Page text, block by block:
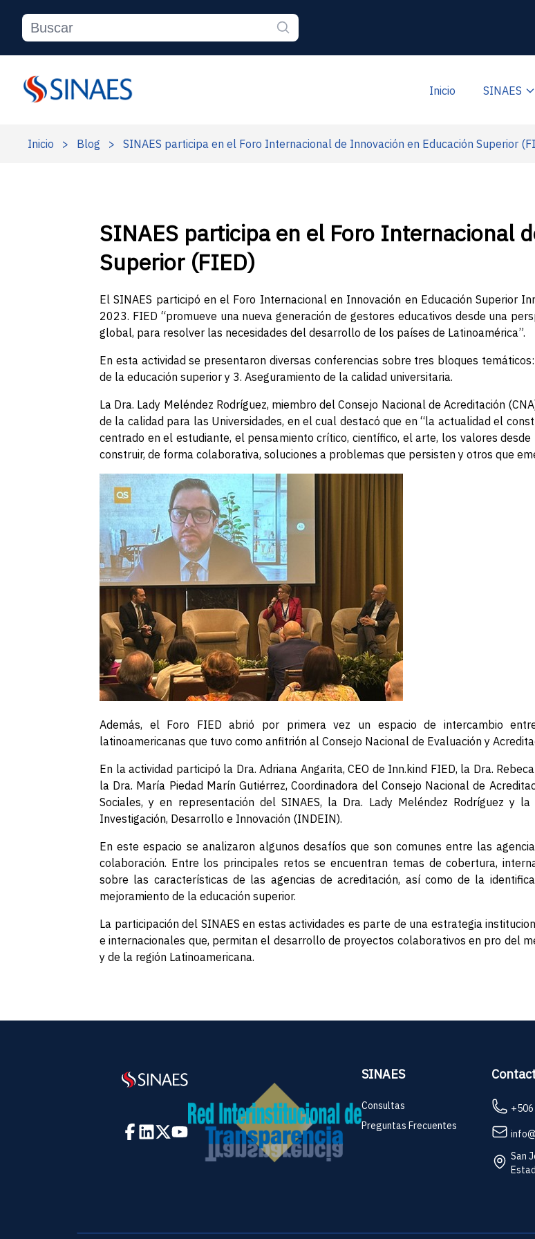
Inicio SINAES
Inicio > Blog > SINAES participa en el Foro Internacional de Innovación en Educación Superior
SINAES participa en el Foro Internacional
Superior (FIED)
El SINAES participó en el Foro Internacional en Innovación en Educación Superior
2023. FIED “promueve una nueva generación de gestores educativos desde una
global, para resolver las necesidades del desarrollo de los países de Latinoamérica”.
En esta actividad se presentaron diversas conferencias sobre tres bloques
de la educación superior y 3. Aseguramiento de la calidad universitaria.
La Dra. Lady Meléndez Rodríguez, miembro del Consejo Nacional de Acreditación
de la calidad para las Universidades, en el cual destacó que en “la actualidad el
centrado en el estudiante, el pensamiento crítico, científico, el arte, los valores
construir, de forma colaborativa, soluciones a problemas que persisten y otros que
Además, el Foro FIED abrió por primera vez un espacio de intercambio
latinoamericanas que tuvo como anfitrión al Consejo Nacional de Evaluación y
En la actividad participó la Dra. Adriana Angarita, CEO de Inn.kind FIED, la Dra.
la Dra. María Piedad Marín Gutiérrez, Coordinadora del Consejo Nacional de
Sociales, y en representación del SINAES, la Dra. Lady Meléndez Rodríguez y
Investigación, Desarrollo e Innovación (INDEIN).
En este espacio se analizaron algunos desafíos que son comunes entre las
colaboración. Entre los principales retos se encuentran temas de cobertura,
sobre las características de las agencias de acreditación, así como de la
mejoramiento de la educación superior.
La participación del SINAES en estas actividades es parte de una estrategia
e internacionales que, permitan el desarrollo de proyectos colaborativos en pro del
y de la región Latinoamericana.
SINAES
Consultas
Preguntas Frecuentes
San